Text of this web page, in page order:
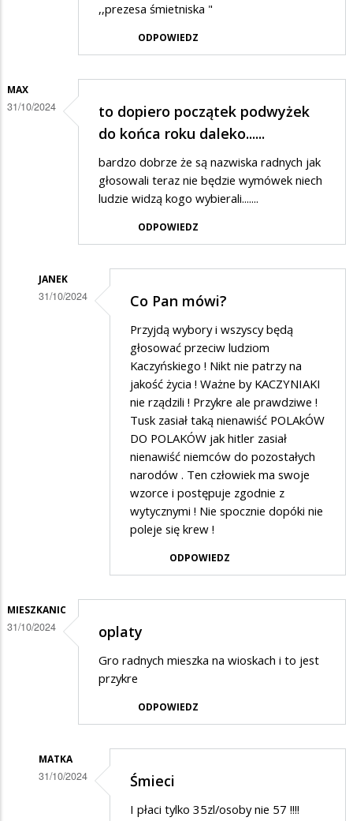
,,prezesa śmietniska "
ODPOWIEDZ
MAX
31/10/2024
to dopiero początek podwyżek
do końca roku daleko......
bardzo dobrze że są nazwiska radnych jak
głosowali teraz nie będzie wymówek niech
ludzie widzą kogo wybierali.......
ODPOWIEDZ
JANEK
31/10/2024
daleko......
Co Pan mówi?
Przyjdą wybory i wszyscy będą
głosować przeciw ludziom
Kaczyńskiego ! Nikt nie patrzy na
jakość życia ! Ważne by KACZYNIAKI
nie rządzili ! Przykre ale prawdziwe !
Tusk zasiał taką nienawiść POLAkÓW
DO POLAKÓW jak hitler zasiał
nienawiść niemców do pozostałych
narodów . Ten człowiek ma swoje
wzorce i postępuje zgodnie z
wytycznymi ! Nie spocznie dopóki nie
poleje się krew !
ODPOWIEDZ
MIESZKANIC
31/10/2024 oplaty
Gro radnych mieszka na wioskach i to jest
przykre
ODPOWIEDZ
MATKA
31/10/2024 Śmieci
I płaci tylko 35zl/osoby nie 57 !!!!